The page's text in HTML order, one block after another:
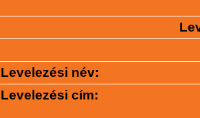
Levelezési név:
Levelezési cím: